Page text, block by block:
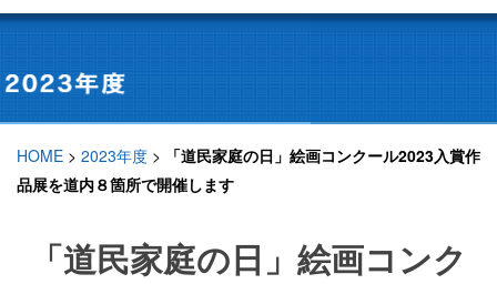
HOME > 2023年度 >
「道民家庭の日」絵画コンクール2023入賞作
品展を道内８箇所で開催します
「道民家庭の日」絵画コンク